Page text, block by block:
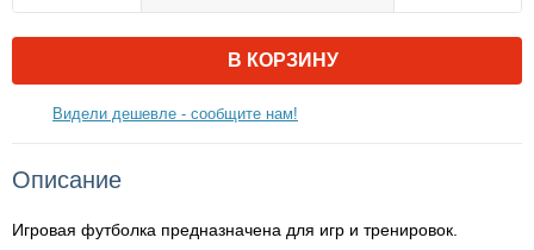
В КОРЗИНУ
Видели дешевле - сообщите нам!
Описание
Игровая футболка предназначена для игр и тренировок.